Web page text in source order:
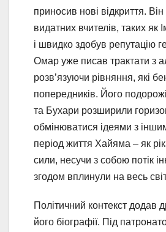
приносив нові відкриття.
видатних вчителів, таких
і швидко здобув репутацію
Омар уже писав трактати з
розв’язуючи рівняння, які
попередників. Його
та Бухари розширили
обмінюватися ідеями з
період життя Хайяма – як
сили, несучи з собою потік
згодом вплинули на весь
Політичний контекст додав
його біографії. Під